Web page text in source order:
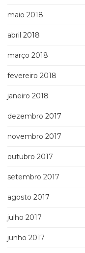
maio 2018
abril 2018
março 2018
fevereiro 2018
janeiro 2018
dezembro 2017
novembro 2017
outubro 2017
setembro 2017
agosto 2017
julho 2017
junho 2017